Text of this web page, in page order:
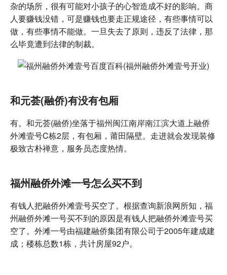
杂的场所，很有可能对小孩子的心智造成不好的影响。商
人要赚钱没错，可是赚钱也要走正规途径，有些事情可以
做，有些事情不能做。一旦失去了原则，违反了法律，那
么毕竟遭到法律的制裁。
和元荟(融侨)有没有包厢
有。和元荟(融侨)坐落于福州闽江南岸南江滨大道上融侨
外滩壹号C栋2层，有包厢，莆田隔壁。走进就会发现装修
极致古朴禅意，服务员态度热情。
福州融侨外滩一号怎么买不到
有钱人把融侨外滩壹号买空了。根据查询新浪网所知，福
州融侨外滩一号买不到的原因是有钱人把融侨外滩壹号买
空了。外滩一号由福建融侨集团有限公司于2005年建成建
成；楼栋总数1栋，共计房屋92户。